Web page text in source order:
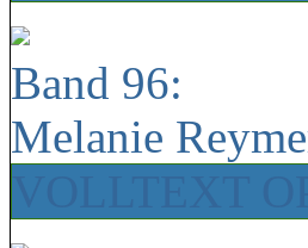
Band 96:
Melanie